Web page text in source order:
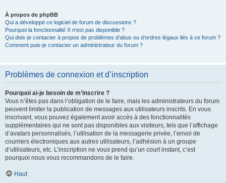
À propos de phpBB
Qui a développé ce logiciel de forum de discussions ?
Pourquoi la fonctionnalité X n’est pas disponible ?
Qui dois-je contacter à propos de problèmes d’abus ou d’ordres légaux liés à ce forum ?
Comment puis-je contacter un administrateur du forum ?
Problèmes de connexion et d’inscription
Pourquoi ai-je besoin de m’inscrire ?
Vous n’êtes pas dans l’obligation de le faire, mais les administrateurs du forum
peuvent limiter la publication de messages aux utilisateurs inscrits. En vous
inscrivant, vous pouvez également avoir accès à des fonctionnalités
supplémentaires qui ne sont pas disponibles aux visiteurs, tels que l’affichage
d’avatars personnalisés, l’utilisation de la messagerie privée, l’envoi de
courriers électroniques aux autres utilisateurs, l’adhésion à un groupe
d’utilisateurs, etc. L’inscription ne vous prend qu’un court instant, c’est
pourquoi nous vous recommandons de le faire.
Haut